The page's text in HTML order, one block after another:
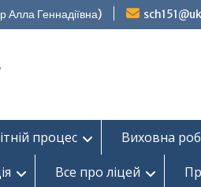
Геннадіївна)
процес Виховна
Все про ліцей